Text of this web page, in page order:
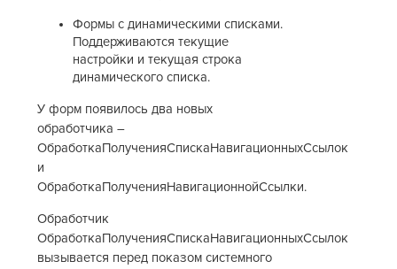
Формы с динамическими списками.
Поддерживаются текущие
настройки и текущая строка
динамического списка.
У форм появилось два новых
обработчика –
ОбработкаПолученияСпискаНавигационныхСсылок
и
ОбработкаПолученияНавигационнойСсылки.
Обработчик
ОбработкаПолученияСпискаНавигационныхСсылок
вызывается перед показом системного